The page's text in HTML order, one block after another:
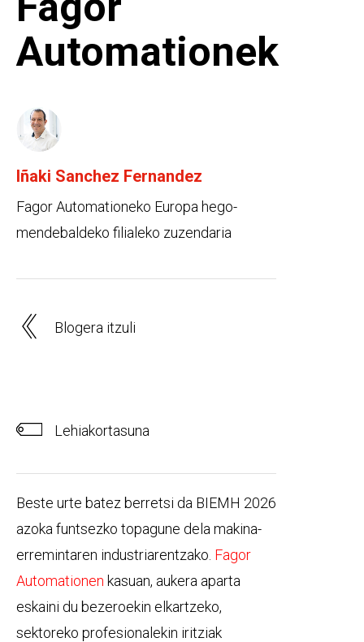
Automationek
Iñaki Sanchez Fernandez
Fagor Automationeko Europa hego-
mendebaldeko filialeko zuzendaria
Blogera itzuli
Lehiakortasuna
Beste urte batez berretsi da BIEMH 2026
azoka funtsezko topagune dela makina-
erremintaren industriarentzako. Fagor
Automationen kasuan, aukera aparta
eskaini du bezeroekin elkartzeko,
sektoreko profesionalekin iritziak